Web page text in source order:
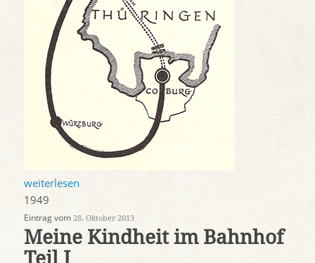
weiterlesen
1949
Eintrag vom 28. Oktober 2013
Meine Kindheit im Bahnhof